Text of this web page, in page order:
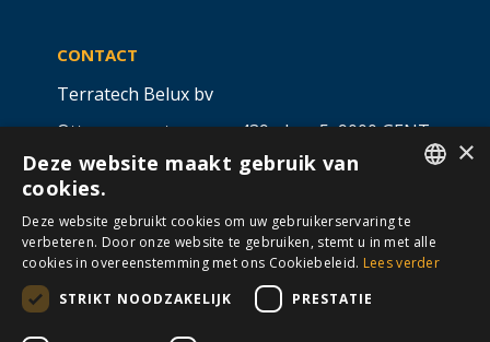
CONTACT
Terratech Belux bv
Ottergemsesteenweg 439 - bus 5,9000 GENT
info@allterra-belux.com+32 9 430 25 30
BE1009.467.122
VOLG ONS OP ​ ​
FRENCH
×
Deze website maakt gebruik van
cookies.
Deze website gebruikt cookies om uw gebruikerservaring te
verbeteren. Door onze website te gebruiken, stemt u in met alle
cookies in overeenstemming met ons Cookiebeleid. Lees verder
STRIKT NOODZAKELIJK
PRESTATIE